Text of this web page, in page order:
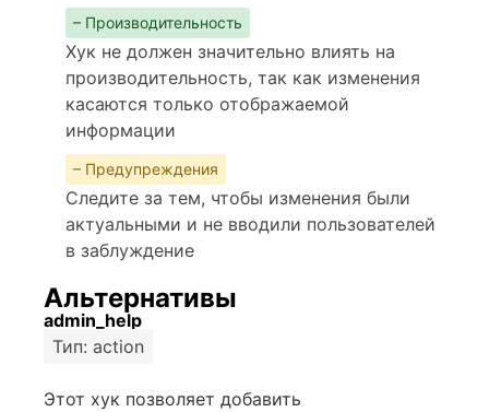
– Производительность
Хук не должен значительно влиять на
производительность, так как изменения
касаются только отображаемой
информации
– Предупреждения
Следите за тем, чтобы изменения были
актуальными и не вводили пользователей
в заблуждение
Альтернативы
admin_help
Тип: action
Этот хук позволяет добавить